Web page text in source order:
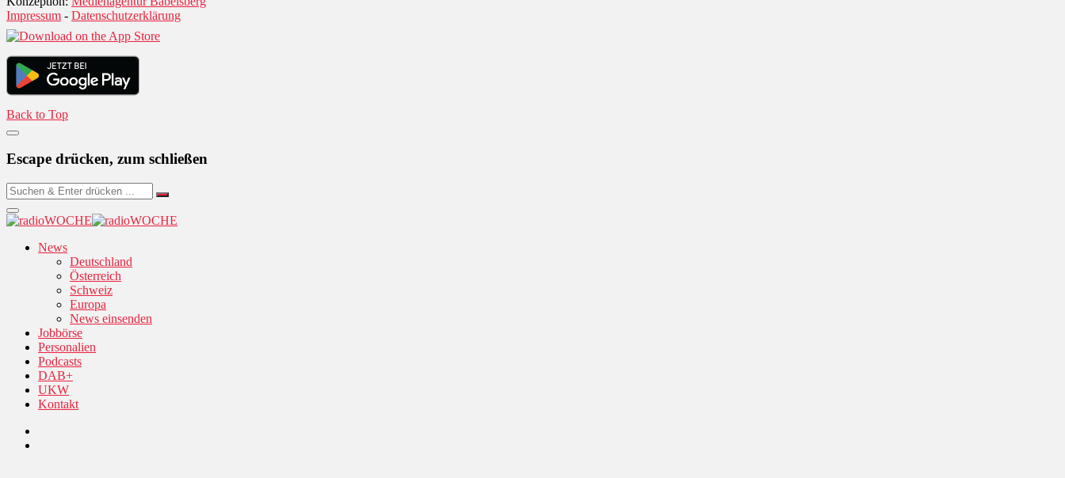
Impressum - Datenschutzerklärung
Back to Top
Escape drücken, zum schließen
News
Deutschland
Österreich
Schweiz
Europa
News einsenden
Jobbörse
Personalien
Podcasts
DAB+
UKW
Kontakt